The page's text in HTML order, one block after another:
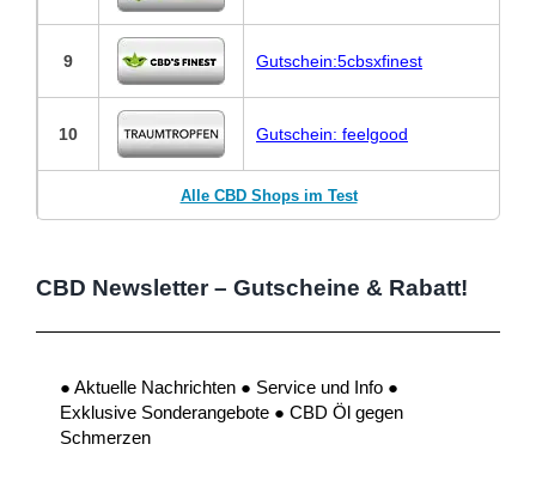
9 Gutschein:5cbsxfinest
10 Gutschein: feelgood
Alle CBD Shops im Test
CBD Newsletter – Gutscheine & Rabatt!
● Aktuelle Nachrichten ● Service und Info ●
Exklusive Sonderangebote ● CBD Öl gegen
Schmerzen